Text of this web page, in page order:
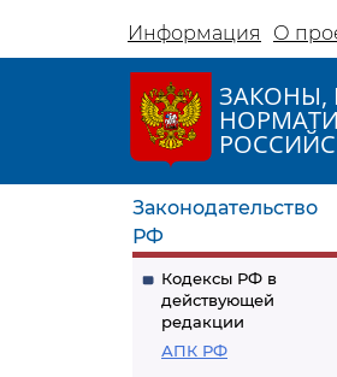
Информация О
ЗАКОНЫ,
Законодательство
РФ
Кодексы РФ в
действующей
редакции
АПК РФ